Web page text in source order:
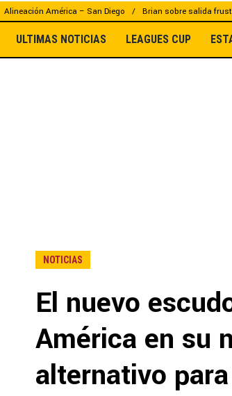
Alineación América – San Diego Brian sobre salida
ULTIMAS NOTICIAS LEAGUES CUP
NOTICIAS
El nuevo
América en su
alternativo